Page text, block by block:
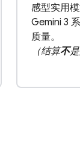
感型实用
Gemini 3
质量。
（结算不